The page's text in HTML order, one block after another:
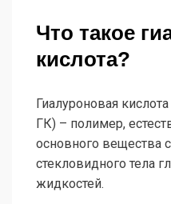
Что такое
кислота?
Гиалуроновая
ГК) – полимер,
основного вещества
стекловидного тела
жидкостей.